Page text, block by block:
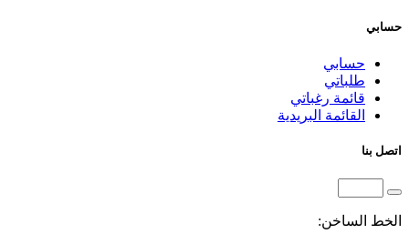
حسابي
حسابي
طلباتي
قائمة رغباتي
القائمة البريدية
اتصل بنا
الخط الساخن: